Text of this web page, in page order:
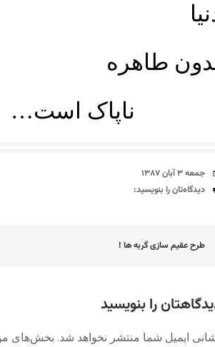
طاهره
ناپاک است…
تاریخ
جمعه ۳ آبان ۱۳۸۷
دیدگاه‌ها
دیدگاه‌تان را بنویسید:
طرح عقیم سازی گربه ها !
را بنویسید
ایمیل شما منتشر نخواهد شد. بخش‌های